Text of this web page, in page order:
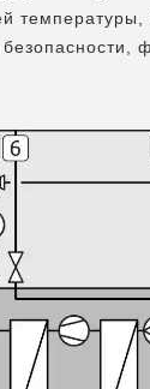
температуры,
безопасности,